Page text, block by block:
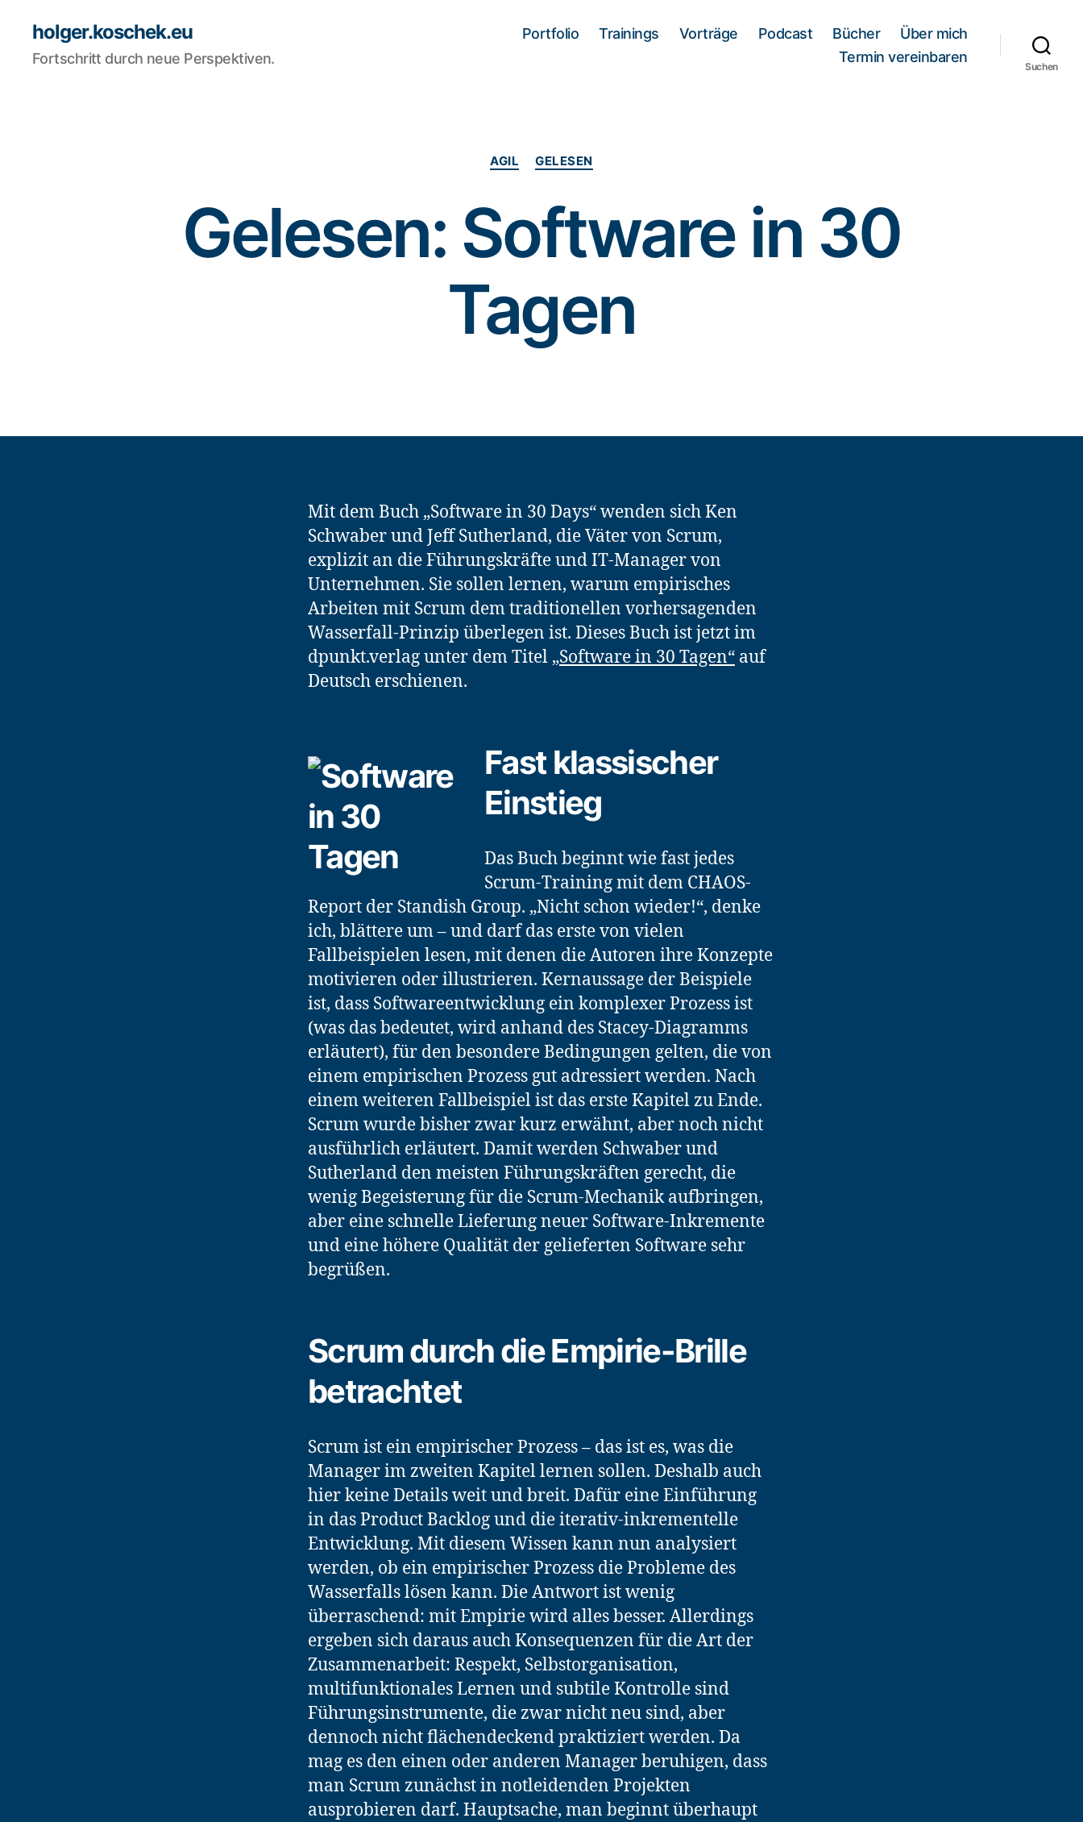
holger.koschek.eu
Fortschritt durch neue Perspektiven.
Portfolio Trainings Vorträge Podcast Bücher
Über mich
Termin vereinbaren
Suchen
Kategorien
AGIL GELESEN
Gelesen: Software in 30
Tagen
Mit dem Buch „Software in 30 Days“ wenden sich Ken
Schwaber und Jeff Sutherland, die Väter von Scrum,
explizit an die Führungskräfte und IT-Manager von
Unternehmen. Sie sollen lernen, warum empirisches
Arbeiten mit Scrum dem traditionellen vorhersagenden
Wasserfall-Prinzip überlegen ist. Dieses Buch ist jetzt im
dpunkt.verlag unter dem Titel „Software in 30 Tagen“ auf
Deutsch erschienen.
Fast klassischer
Einstieg
Das Buch beginnt wie fast jedes
Scrum-Training mit dem CHAOS-
Report der Standish Group. „Nicht schon wieder!“, denke
ich, blättere um – und darf das erste von vielen
Fallbeispielen lesen, mit denen die Autoren ihre Konzepte
motivieren oder illustrieren. Kernaussage der Beispiele
ist, dass Softwareentwicklung ein komplexer Prozess ist
(was das bedeutet, wird anhand des Stacey-Diagramms
erläutert), für den besondere Bedingungen gelten, die von
einem empirischen Prozess gut adressiert werden. Nach
einem weiteren Fallbeispiel ist das erste Kapitel zu Ende.
Scrum wurde bisher zwar kurz erwähnt, aber noch nicht
ausführlich erläutert. Damit werden Schwaber und
Sutherland den meisten Führungskräften gerecht, die
wenig Begeisterung für die Scrum-Mechanik aufbringen,
aber eine schnelle Lieferung neuer Software-Inkremente
und eine höhere Qualität der gelieferten Software sehr
begrüßen.
Scrum durch die Empirie-Brille
betrachtet
Scrum ist ein empirischer Prozess – das ist es, was die
Manager im zweiten Kapitel lernen sollen. Deshalb auch
hier keine Details weit und breit. Dafür eine Einführung
in das Product Backlog und die iterativ-inkrementelle
Entwicklung. Mit diesem Wissen kann nun analysiert
werden, ob ein empirischer Prozess die Probleme des
Wasserfalls lösen kann. Die Antwort ist wenig
überraschend: mit Empirie wird alles besser. Allerdings
ergeben sich daraus auch Konsequenzen für die Art der
Zusammenarbeit: Respekt, Selbstorganisation,
multifunktionales Lernen und subtile Kontrolle sind
Führungsinstrumente, die zwar nicht neu sind, aber
dennoch nicht flächendeckend praktiziert werden. Da
mag es den einen oder anderen Manager beruhigen, dass
man Scrum zunächst in notleidenden Projekten
ausprobieren darf. Hauptsache, man beginnt überhaupt